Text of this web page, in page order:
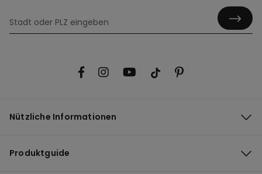
Nützliche Informationen
Produktguide